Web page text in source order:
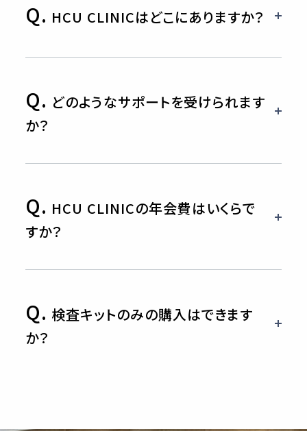
Q. HCU CLINICはどこにありますか？
Q. どのようなサポートを受けられます
か？
Q. HCU CLINICの年会費はいくらで
すか？
Q. 検査キットのみの購入はできます
か？